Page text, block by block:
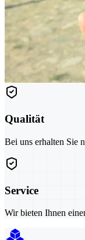
Qualität
Bei uns erhalten Sie
Service
Wir bieten Ihnen